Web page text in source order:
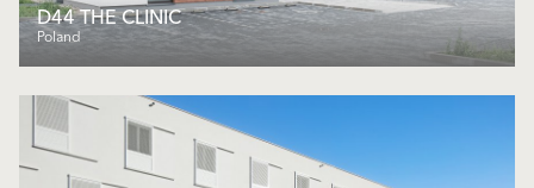
D44 THE CLINIC
Poland